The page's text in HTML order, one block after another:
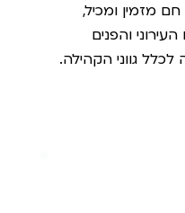
מזמין ומכיל,
והפנים
גווני הקהילה.